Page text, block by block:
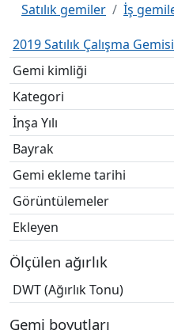
Satılık gemiler
İş
2019 Satılık Çalışma Gemisi
Gemi kimliği
Kategori
İnşa Yılı
Bayrak
Gemi ekleme tarihi
Görüntülemeler
Ekleyen
Ölçülen ağırlık
DWT (Ağırlık Tonu)
Gemi boyutları